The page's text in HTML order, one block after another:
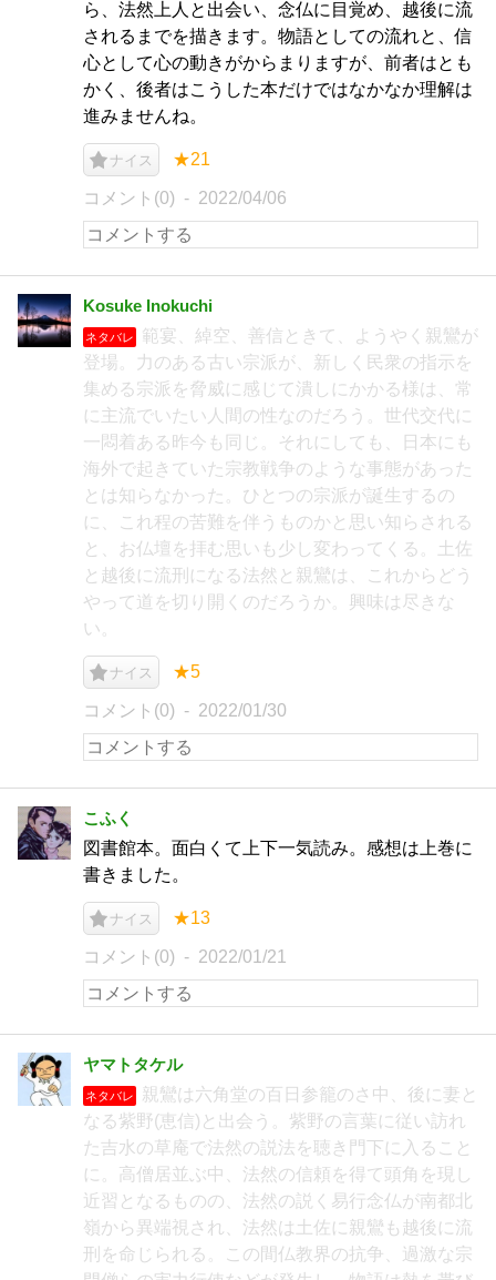
ら、法然上人と出会い、念仏に目覚め、越後に流
されるまでを描きます。物語としての流れと、信
心として心の動きがからまりますが、前者はとも
かく、後者はこうした本だけではなかなか理解は
進みませんね。
ナイス ★21
コメント(0) 2022/04/06
Kosuke Inokuchi
ネタバレ
範宴、綽空、善信ときて、ようやく親鸞が
登場。力のある古い宗派が、新しく民衆の指示を
集める宗派を脅威に感じて潰しにかかる様は、常
に主流でいたい人間の性なのだろう。世代交代に
一悶着ある昨今も同じ。それにしても、日本にも
海外で起きていた宗教戦争のような事態があった
とは知らなかった。ひとつの宗派が誕生するの
に、これ程の苦難を伴うものかと思い知らされる
と、お仏壇を拝む思いも少し変わってくる。土佐
と越後に流刑になる法然と親鸞は、これからどう
やって道を切り開くのだろうか。興味は尽きな
い。
ナイス ★5
コメント(0) 2022/01/30
こふく
図書館本。面白くて上下一気読み。感想は上巻に
書きました。
ナイス ★13
コメント(0) 2022/01/21
ヤマトタケル
ネタバレ
親鸞は六角堂の百日参籠のさ中、後に妻と
なる紫野(恵信)と出会う。紫野の言葉に従い訪れ
た吉水の草庵で法然の説法を聴き門下に入ること
に。高僧居並ぶ中、法然の信頼を得て頭角を現し
近習となるものの、法然の説く易行念仏が南都北
嶺から異端視され、法然は土佐に親鸞も越後に流
刑を命じられる。この間仏教界の抗争、過激な宗